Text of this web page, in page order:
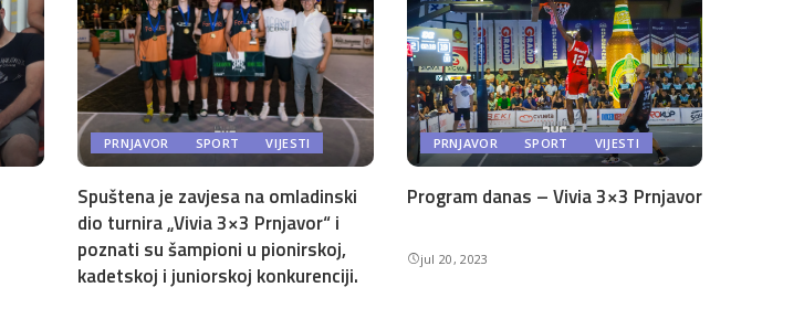
PRNJAVOR SPORT VIJESTI
Spuštena je zavjesa na omladinski
dio turnira „Vivia 3×3 Prnjavor“ i
poznati su šampioni u pionirskoj,
kadetskoj i juniorskoj konkurenciji.
PRNJAVOR SPORT VIJESTI
Program danas – Vivia 3×3 Prnjavor
jul 20, 2023